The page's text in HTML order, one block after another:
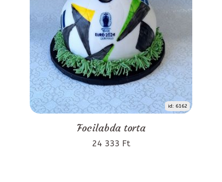
id: 6162
Focilabda torta
24 333 Ft